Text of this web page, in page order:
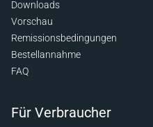
Downloads
Vorschau
Remissionsbedingungen
Bestellannahme
FAQ
Für Verbraucher